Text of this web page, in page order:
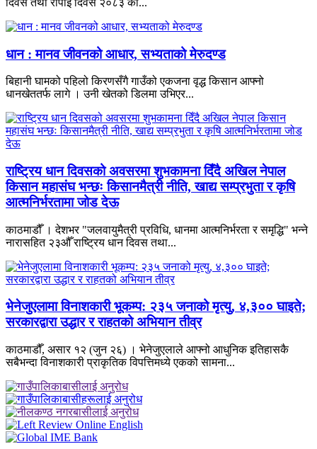
धान : मानव जीवनको आधार, सभ्यताको मेरुदण्ड
बिहानी घामको पहिलो किरणसँगै गाउँको एकजना वृद्ध किसान आफ्नो
धानखेततर्फ लागे । उनी खेतको डिलमा उभिएर...
राष्ट्रिय धान दिवसको अवसरमा शुभकामना दिँदै अखिल नेपाल
किसान महासंघ भन्छः किसानमैत्री नीति, खाद्य सम्प्रभुता र कृषि
आत्मनिर्भरतामा जोड देऊ
काठमाडौँ । देशभर "जलवायुमैत्री प्रविधि, धानमा आत्मनिर्भरता र समृद्धि" भन्ने
नारासहित २३औँ राष्ट्रिय धान दिवस तथा...
भेनेजुएलामा विनाशकारी भूकम्प: २३५ जनाको मृत्यु, ४,३०० घाइते;
सरकारद्वारा उद्धार र राहतको अभियान तीव्र
काठमाडौँ, असार १२ (जुन २६) । भेनेजुएलाले आफ्नो आधुनिक इतिहासकै
सबैभन्दा विनाशकारी प्राकृतिक विपत्तिमध्ये एकको सामना...